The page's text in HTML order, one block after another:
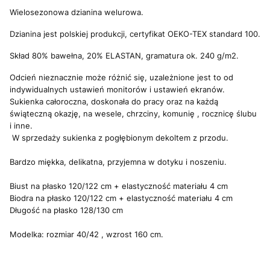
Wielosezonowa dzianina welurowa.
Dzianina jest polskiej produkcji, certyfikat OEKO-TEX standard 100.
Skład 80% bawełna, 20% ELASTAN, gramatura ok. 240 g/m2.
Odcień nieznacznie może różnić się, uzależnione jest to od
indywidualnych ustawień monitorów i ustawień ekranów.
Sukienka całoroczna, doskonała do pracy oraz na każdą
świąteczną okazję, na wesele, chrzciny, komunię , rocznicę ślubu
i inne.
W sprzedaży sukienka z pogłębionym dekoltem z przodu.
Bardzo miękka, delikatna, przyjemna w dotyku i noszeniu.
Biust na płasko 120/122 cm + elastyczność materiału 4 cm
Biodra na płasko 120/122 cm + elastyczność materiału 4 cm
Długość na płasko 128/130 cm
Modelka: rozmiar 40/42 , wzrost 160 cm.